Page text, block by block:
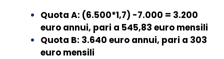
Quota A: (6.500*1,7) -7.000 = 3.200
euro annui, pari a 545,83 euro mensili
Quota B: 3.640 euro annui, pari a 303
euro mensili